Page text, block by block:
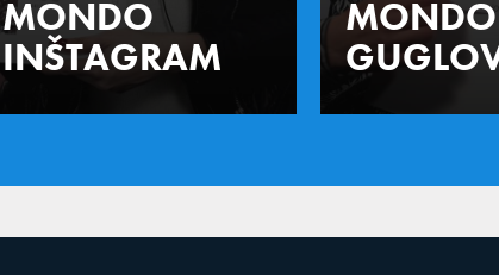
MONDO
INŠTAGRAM
MONDO